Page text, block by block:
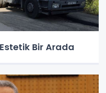
Bir Arada